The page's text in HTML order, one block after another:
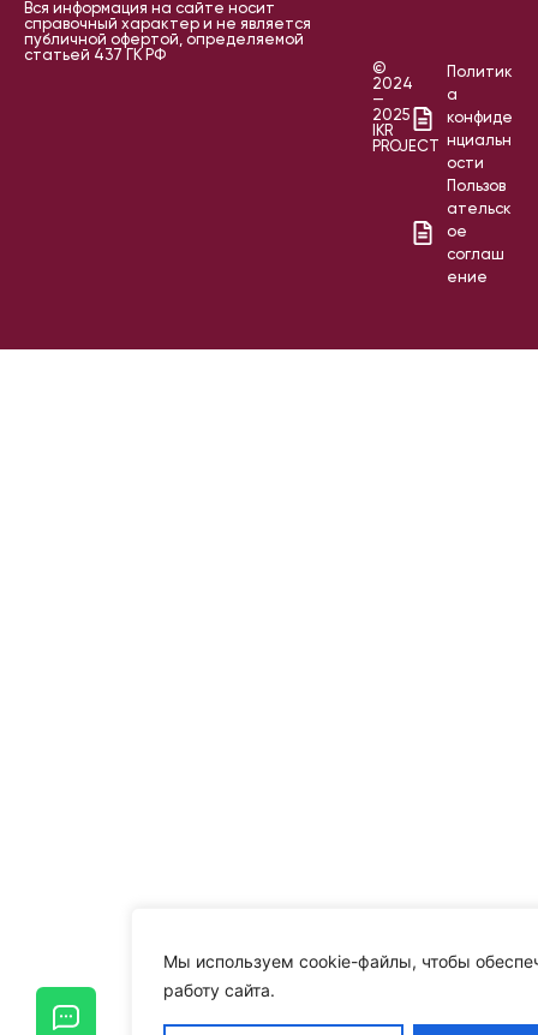
Мы используем cookie-файлы, чтобы
работу сайта.
Вся информация на сайте носит
справочный характер и не является
публичной офертой, определяемой
статьей 437 ГК РФ
©
2024
—
2025
IKR
PROJECT
Политик
а
конфиде
нциальн
ости
Пользов
ательск
ое
соглаш
ение